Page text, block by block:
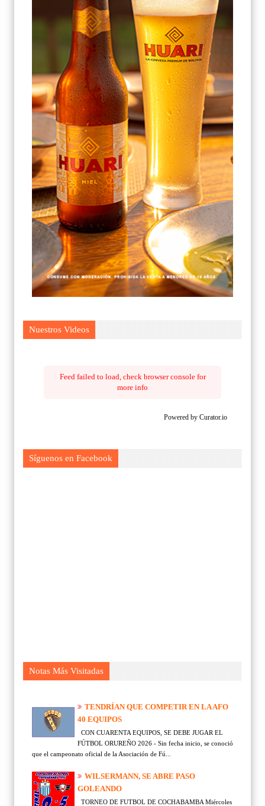
Nuestros Videos
Feed failed to load, check browser console for
more info
Powered by Curator.io
Síguenos en Facebook
Notas Más Visitadas
TENDRÍAN QUE COMPETIR EN LA AFO
40 EQUIPOS
CON CUARENTA EQUIPOS, SE DEBE JUGAR EL
FÚTBOL ORUREÑO 2026 - Sin fecha inicio, se conoció
que el campeonato oficial de la Asociación de Fú...
WILSERMANN, SE ABRE PASO
GOLEANDO
TORNEO DE FUTBOL DE COCHABAMBA Miércoles